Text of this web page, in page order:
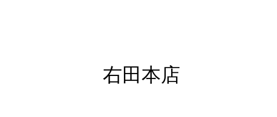
右田本店